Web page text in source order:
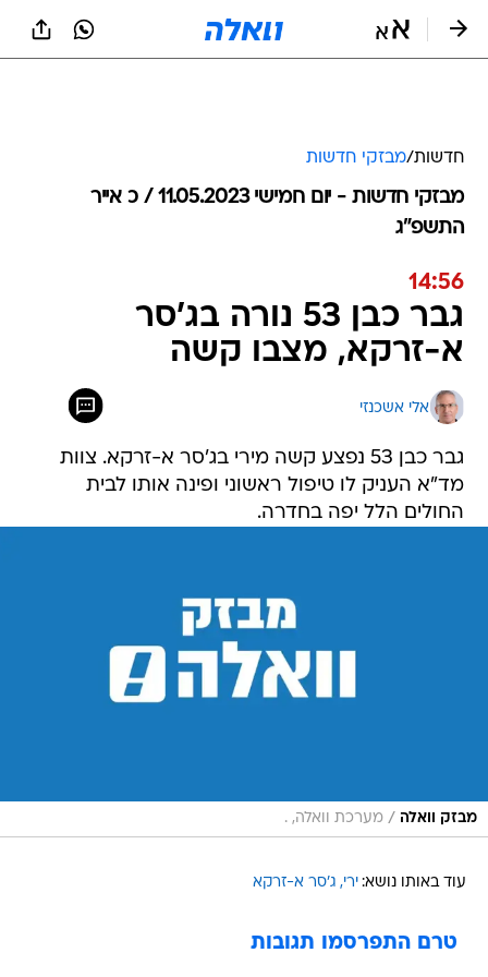
חדשות/מבזקי חדשות
מבזקי חדשות - יום חמישי 11.05.2023 / כ אייר
התשפ"ג
14:56
גבר כבן 53 נורה בג'סר
א-זרקא, מצבו קשה
אלי אשכנזי
גבר כבן 53 נפצע קשה מירי בג'סר א-זרקא. צוות
מד"א העניק לו טיפול ראשוני ופינה אותו לבית
החולים הלל יפה בחדרה.
מבזק וואלה / מערכת וואלה, .
עוד באותו נושא: ירי ג'סר א-זרקא
טרם התפרסמו תגובות